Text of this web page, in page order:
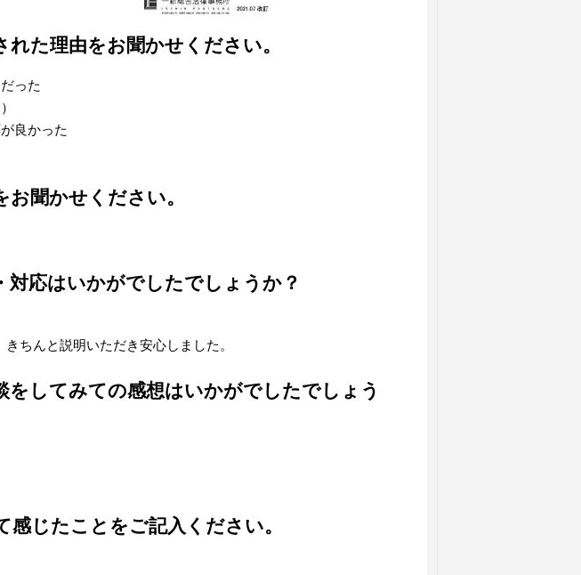
れた理由をお聞かせください。
った
良かった
お聞かせください。
対応はいかがでしたでしょうか？
ちんと説明いただき安心しました。
をしてみての感想はいかがでしたでしょう
感じたことをご記入ください。